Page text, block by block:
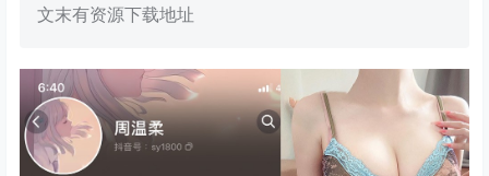
文末有资源下载地址